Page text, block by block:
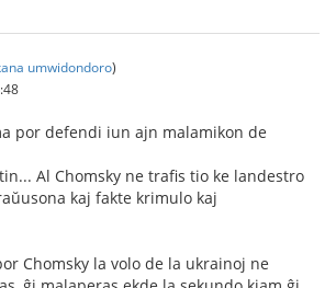
umwidondoro)
por defendi iun ajn malamikon de
Al Chomsky ne trafis tio ke landestro
kaj fakte krimulo kaj
Chomsky la volo de la ukrainoj ne